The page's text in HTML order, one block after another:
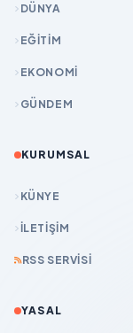
DÜNYA
EĞİTİM
EKONOMİ
GÜNDEM
KURUMSAL
KÜNYE
İLETIŞIM
RSS SERVISI
YASAL